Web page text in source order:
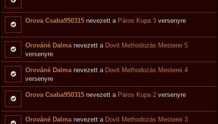
Orova Csaba950315 nevezett a Páros Kupa 3 versenyre
Orováné Dalma nevezett a Dovit Methodozás Mesterei 5
versenyre
Orováné Dalma nevezett a Dovit Methodozás Mesterei 4
versenyre
Orova Csaba950315 nevezett a Páros Kupa 2 versenyre
Orováné Dalma nevezett a Dovit Methodozás Mesterei 3